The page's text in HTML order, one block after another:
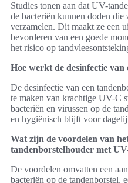
Studies tonen aan dat UV-
de bacteriën kunnen doden die
verzamelen. Dit maakt ze een
bevorderen van een goede
het risico op
Hoe werkt de desinfectie
De desinfectie van een
te maken van krachtige UV-C
bacteriën en virussen op de
en hygiënisch blijft voor
Wat zijn de voordelen van
tandenborstelhouder met
De voordelen omvatten een
bacteriën op de tandenborstel,